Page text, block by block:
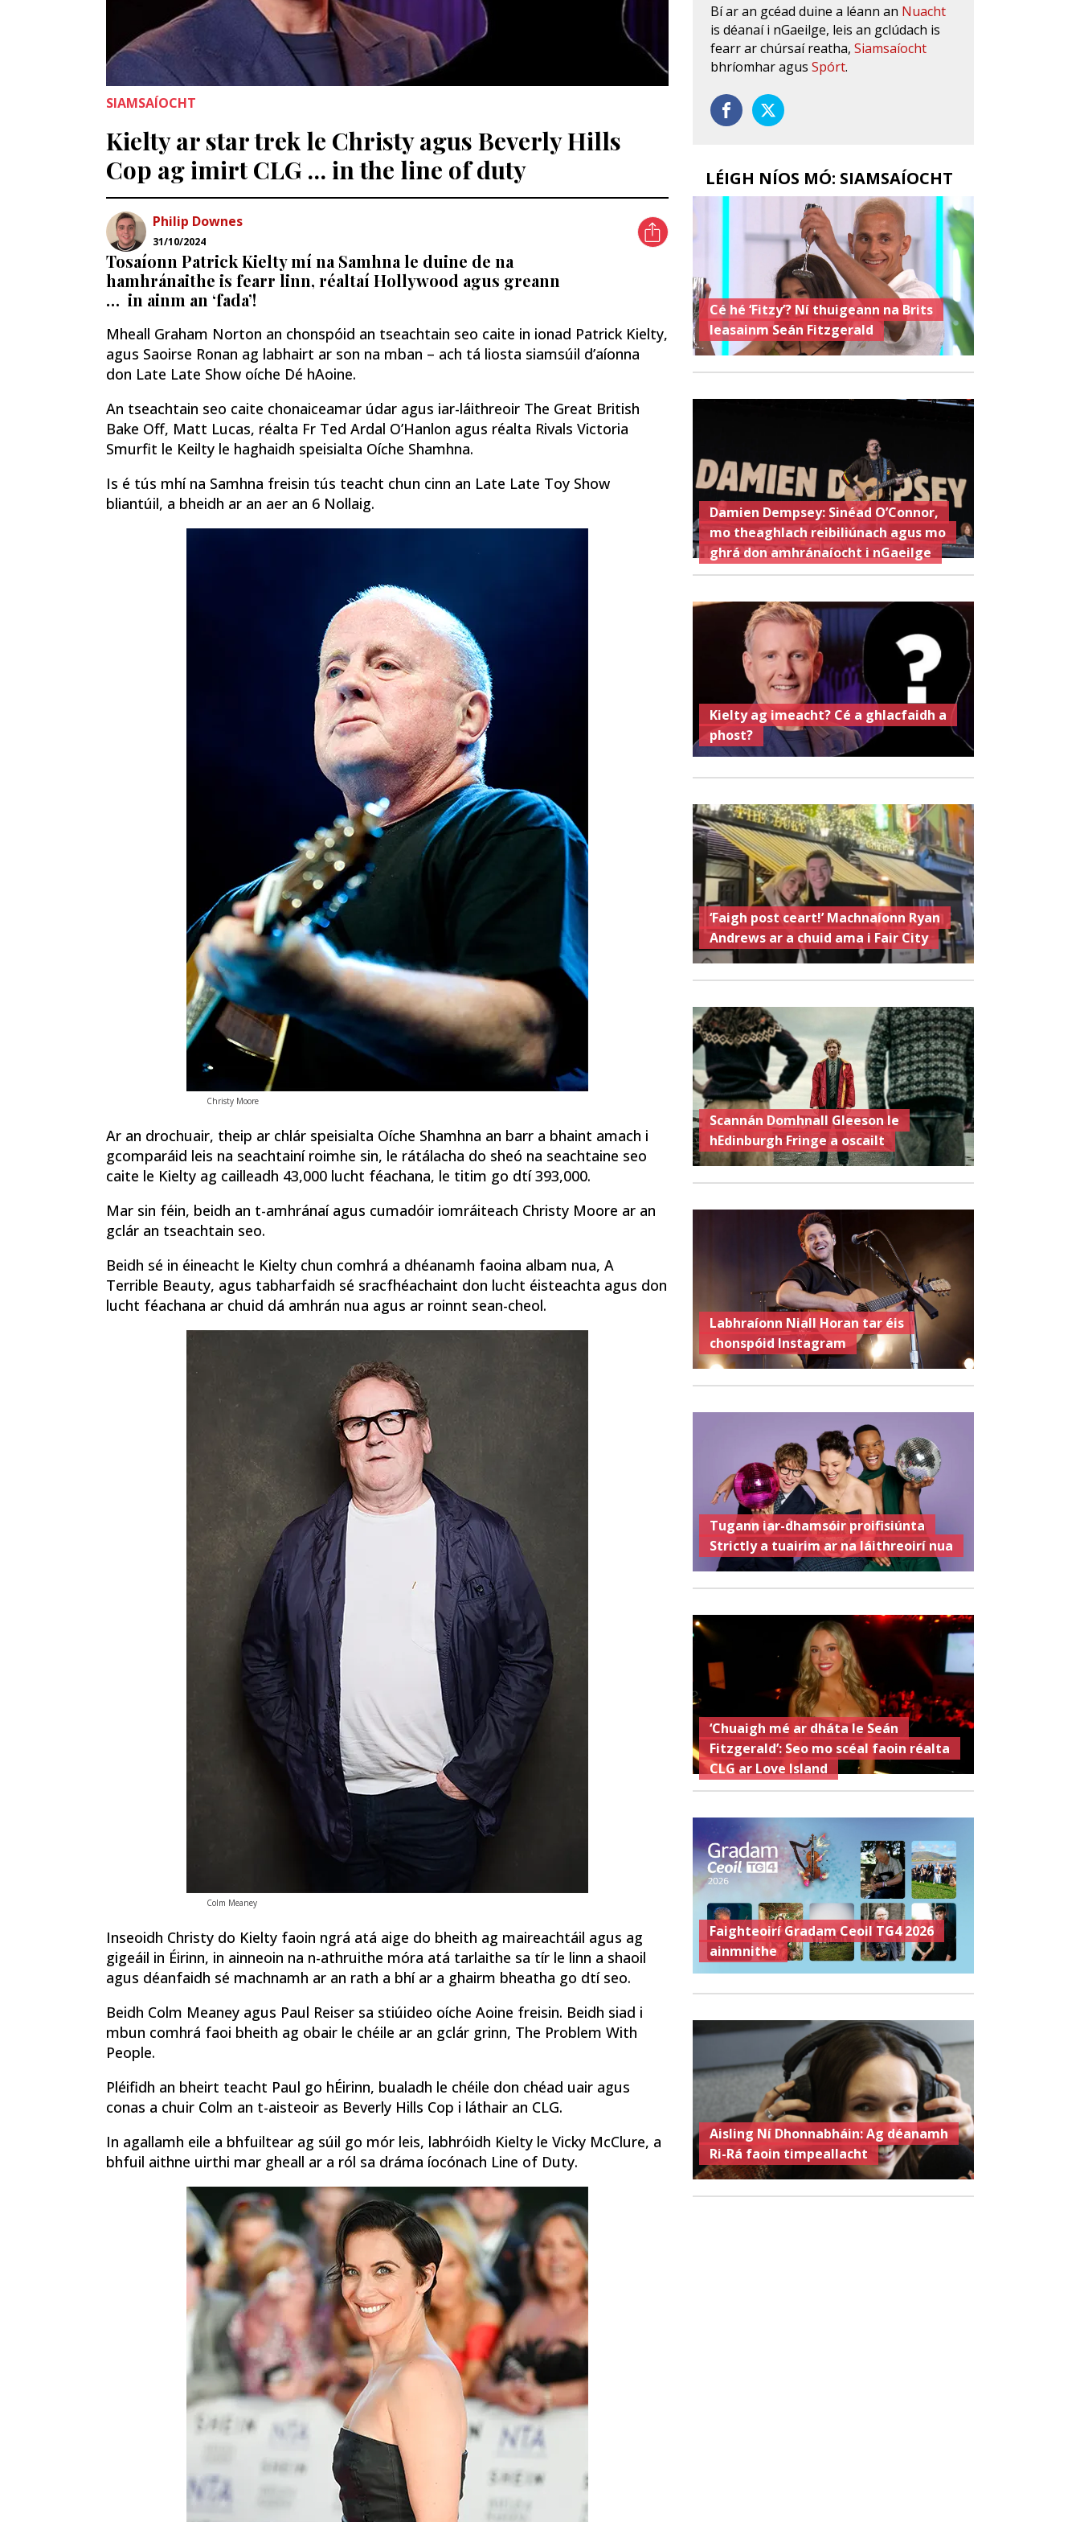
SIAMSAÍOCHT
Kielty ar star trek le Christy agus Beverly Hills
Cop ag imirt CLG … in the line of duty
Philip Downes
31/10/2024
Tosaíonn Patrick Kielty mí na Samhna le duine de na
hamhránaithe is fearr linn, réaltaí Hollywood agus greann
… in ainm an ‘fada’!
Mheall Graham Norton an chonspóid an tseachtain seo caite in ionad Patrick Kielty,
agus Saoirse Ronan ag labhairt ar son na mban – ach tá liosta siamsúil d’aíonna
don Late Late Show oíche Dé hAoine.
An tseachtain seo caite chonaiceamar údar agus iar-láithreoir The Great British
Bake Off, Matt Lucas, réalta Fr Ted Ardal O’Hanlon agus réalta Rivals Victoria
Smurfit le Keilty le haghaidh speisialta Oíche Shamhna.
Is é tús mhí na Samhna freisin tús teacht chun cinn an Late Late Toy Show
bliantúil, a bheidh ar an aer an 6 Nollaig.
Christy Moore
Ar an drochuair, theip ar chlár speisialta Oíche Shamhna an barr a bhaint amach i
gcomparáid leis na seachtainí roimhe sin, le rátálacha do sheó na seachtaine seo
caite le Kielty ag cailleadh 43,000 lucht féachana, le titim go dtí 393,000.
Mar sin féin, beidh an t-amhránaí agus cumadóir iomráiteach Christy Moore ar an
gclár an tseachtain seo.
Beidh sé in éineacht le Kielty chun comhrá a dhéanamh faoina albam nua, A
Terrible Beauty, agus tabharfaidh sé sracfhéachaint don lucht éisteachta agus don
lucht féachana ar chuid dá amhrán nua agus ar roinnt sean-cheol.
Colm Meaney
Inseoidh Christy do Kielty faoin ngrá atá aige do bheith ag maireachtáil agus ag
gigeáil in Éirinn, in ainneoin na n-athruithe móra atá tarlaithe sa tír le linn a shaoil ​​
agus déanfaidh sé machnamh ar an rath a bhí ar a ghairm bheatha go dtí seo.
Beidh Colm Meaney agus Paul Reiser sa stiúideo oíche Aoine freisin. Beidh siad i
mbun comhrá faoi bheith ag obair le chéile ar an gclár grinn, The Problem With
People.
Pléifidh an bheirt teacht Paul go hÉirinn, bualadh le chéile don chéad uair agus
conas a chuir Colm an t-aisteoir as Beverly Hills Cop i láthair an CLG.
In agallamh eile a bhfuiltear ag súil go mór leis, labhróidh Kielty le Vicky McClure, a
bhfuil aithne uirthi mar gheall ar a ról sa dráma íocónach Line of Duty.
Bí ar an gcéad duine a léann an Nuacht
is déanaí i nGaeilge, leis an gclúdach is
fearr ar chúrsaí reatha,Siamsaíocht
bhríomhar agusSpórt.
LÉIGH NÍOS MÓ: SIAMSAÍOCHT
Cé hé ‘Fitzy’? Ní thuigeann na Brits
leasainm Seán Fitzgerald
Damien Dempsey: Sinéad O’Connor,
mo theaghlach reibiliúnach agus mo
ghrá don amhránaíocht i nGaeilge
Kielty ag imeacht? Cé a ghlacfaidh a
phost?
‘Faigh post ceart!’ Machnaíonn Ryan
Andrews ar a chuid ama i Fair City
Scannán Domhnall Gleeson le
hEdinburgh Fringe a oscailt
Labhraíonn Niall Horan tar éis
chonspóid Instagram
Tugann iar-dhamsóir proifisiúnta
Strictly a tuairim ar na láithreoirí nua
‘Chuaigh mé ar dháta le Seán
Fitzgerald’: Seo mo scéal faoin réalta
CLG ar Love Island
Faighteoirí Gradam Ceoil TG4 2026
ainmnithe
Aisling Ní Dhonnabháin: Ag déanamh
Ri-Rá faoin timpeallacht